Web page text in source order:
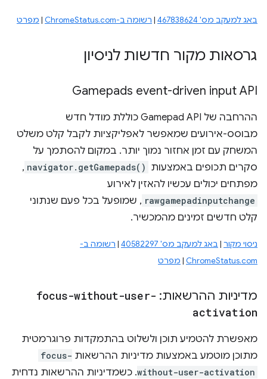
באג למעקב מס' 467838624 | רשומה ב-ChromeStatus.com | מפרט
גרסאות מקור חדשות לניסיון
Gamepads event-driven input API
ההרחבה של Gamepad API כוללת מודל חדש
מבוסס-אירועים שמאפשר לאפליקציות לקבל קלט משלט
המשחק עם זמן אחזור נמוך יותר. במקום להסתמך על
סקרים תכופים באמצעות navigator.getGamepads()
,
מפתחים יכולים עכשיו להאזין לאירוע
rawgamepadinputchange , שמופעל בכל פעם שנתוני
קלט חדשים זמינים מהמכשיר.
ניסוי מקור | באג למעקב מס' 40582297 | רשומה ב-
ChromeStatus.com
| מפרט
מדיניות ההרשאות: focus-without-user-
activation
מאפשרת להטמיע תוכן ולשלוט בהתמקדות פרוגרמטית
מתוכן מוטמע באמצעות מדיניות ההרשאות focus-
without-user-activation. כשמדיניות ההרשאות נדחית